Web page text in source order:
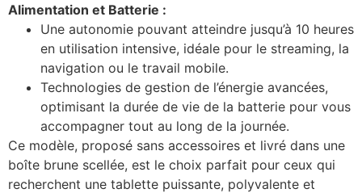
Alimentation et Batterie :
Une autonomie pouvant atteindre jusqu’à 10 heures
en utilisation intensive, idéale pour le streaming, la
navigation ou le travail mobile.
Technologies de gestion de l’énergie avancées,
optimisant la durée de vie de la batterie pour vous
accompagner tout au long de la journée.
Ce modèle, proposé sans accessoires et livré dans une
boîte brune scellée, est le choix parfait pour ceux qui
recherchent une tablette puissante, polyvalente et